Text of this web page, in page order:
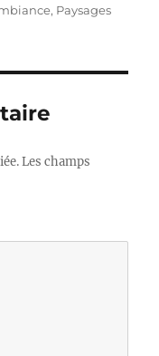
, Paysages
Les champs